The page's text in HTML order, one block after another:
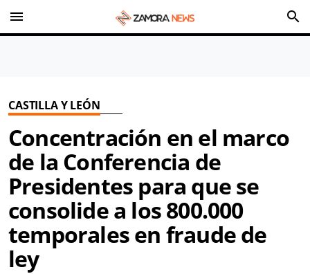
menu search
CASTILLA Y LEÓN
Concentración en el marco
de la Conferencia de
Presidentes para que se
consolide a los 800.000
temporales en fraude de
ley